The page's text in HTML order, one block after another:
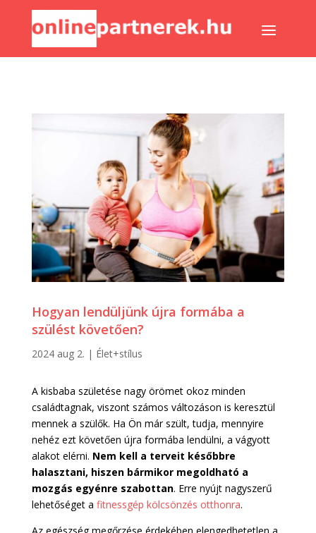
Hogyan lendüljünk újra formába a
szülést követően?
2024 aug 2. | Élet+stílus
A kisbaba születése nagy örömet okoz minden
családtagnak, viszont számos változáson is keresztül
mennek a szülők. Ha Ön már szült, tudja, mennyire
nehéz ezt követően újra formába lendülni, a vágyott
alakot elérni. Nem kell a terveit későbbre
halasztani, hiszen bármikor megoldható a
mozgás egyénre szabottan. Erre nyújt nagyszerű
lehetőséget a fitnessgép kölcsönzés otthonra.